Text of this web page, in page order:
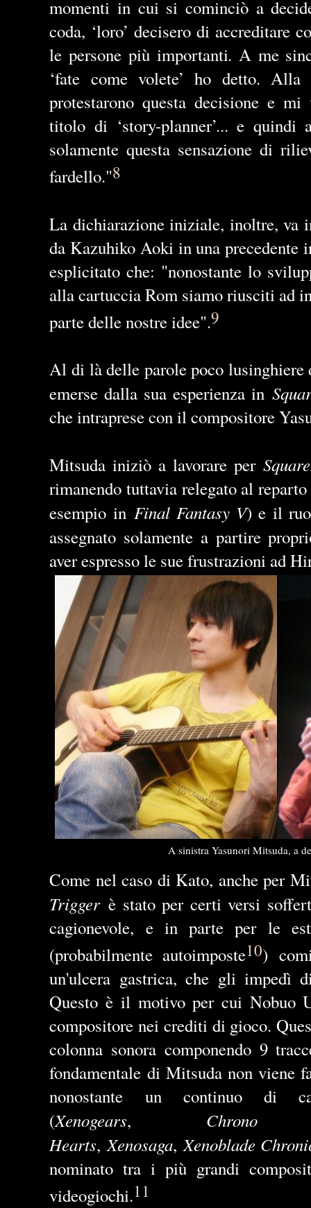
momenti in cui si cominciò a
coda, ‘loro’ decisero di accreditare
le persone più importanti. A me
‘fate come volete’ ho detto.
protestarono questa decisione e
titolo di ‘story-planner’... e quindi
solamente questa sensazione di
fardello."8
La dichiarazione iniziale, inoltre, va
da Kazuhiko Aoki in una precedente
esplicitato che: "nonostante lo
alla cartuccia Rom siamo riusciti ad
parte delle nostre idee".9
Al di là delle parole poco
emerse dalla sua esperienza in
che intraprese con il compositore
Mitsuda iniziò a lavorare per
rimanendo tuttavia relegato al
esempio in Final Fantasy V) e il
assegnato solamente a partire
aver espresso le sue frustrazioni ad
A sinistra Yasunori Mitsuda, a
Come nel caso di Kato, anche per
Triggerè stato per certi versi
cagionevole, e in parte per le
(probabilmente autoimposte10)
un'ulcera gastrica, che gli impedì
Questo è il motivo per cui Nobuo
compositore nei crediti di gioco.
colonna sonora componendo 9
fondamentale di Mitsuda non viene
nonostante un continuo di
(Xenogears, Chrono
Hearts,Xenosaga,Xenoblade
nominato tra i più grandi
videogiochi.11